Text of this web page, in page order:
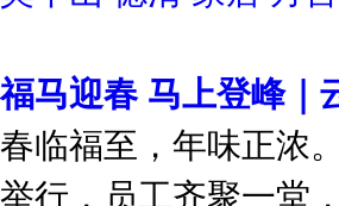
莫干山 德清 家居 方言
福马迎春 马上登峰｜
春临福至，年味正浓